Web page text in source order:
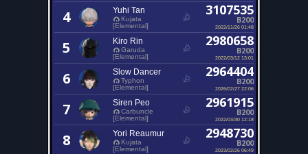
4 Yuhi Tan
Kujata
[Elemental]
3107535
B200
2022/11/26 01:48
5 Kiro Rin
Garuda
[Elemental]
2980658
B200
2022/03/12 13:01
6 Slow Dancer
Typhon
[Elemental]
2964404
B200
2026/02/27 22:06
7 Siren Peo
Carbuncle
[Elemental]
2961915
B200
2022/03/30 12:18
8 Yori Reaumur
Kujata
[Elemental]
2948730
B200
2023/02/26 06:49